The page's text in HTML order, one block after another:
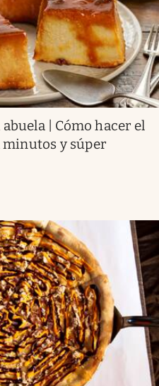
| Cómo hacer el
y súper